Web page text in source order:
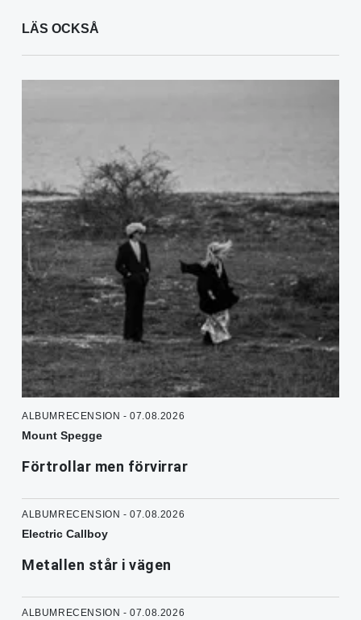
LÄS OCKSÅ
ALBUMRECENSION - 07.08.2026
Mount Spegge
Förtrollar men förvirrar
ALBUMRECENSION - 07.08.2026
Electric Callboy
Metallen står i vägen
ALBUMRECENSION - 07.08.2026